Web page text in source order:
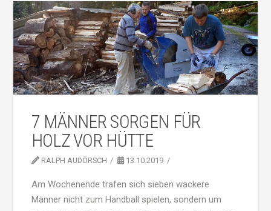
7 MÄNNER SORGEN FÜR
HOLZ VOR HÜTTE
RALPH AUDÖRSCH 13.10.2019
Am Wochenende trafen sich sieben wackere
Männer nicht zum Handball spielen, sondern um